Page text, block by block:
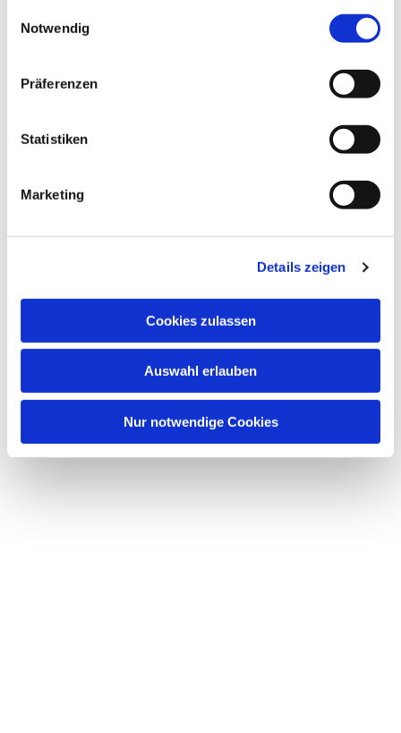
Notwendig
Präferenzen
Statistiken
Marketing
Details zeigen
Cookies zulassen
Auswahl erlauben
Nur notwendige Cookies